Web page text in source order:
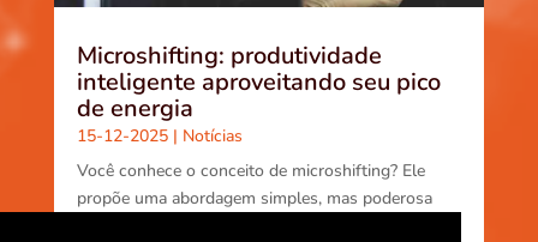
Microshifting: produtividade
inteligente aproveitando seu pico
de energia
15-12-2025| Notícias
Você conhece o conceito de microshifting? Ele
propõe uma abordagem simples, mas poderosa